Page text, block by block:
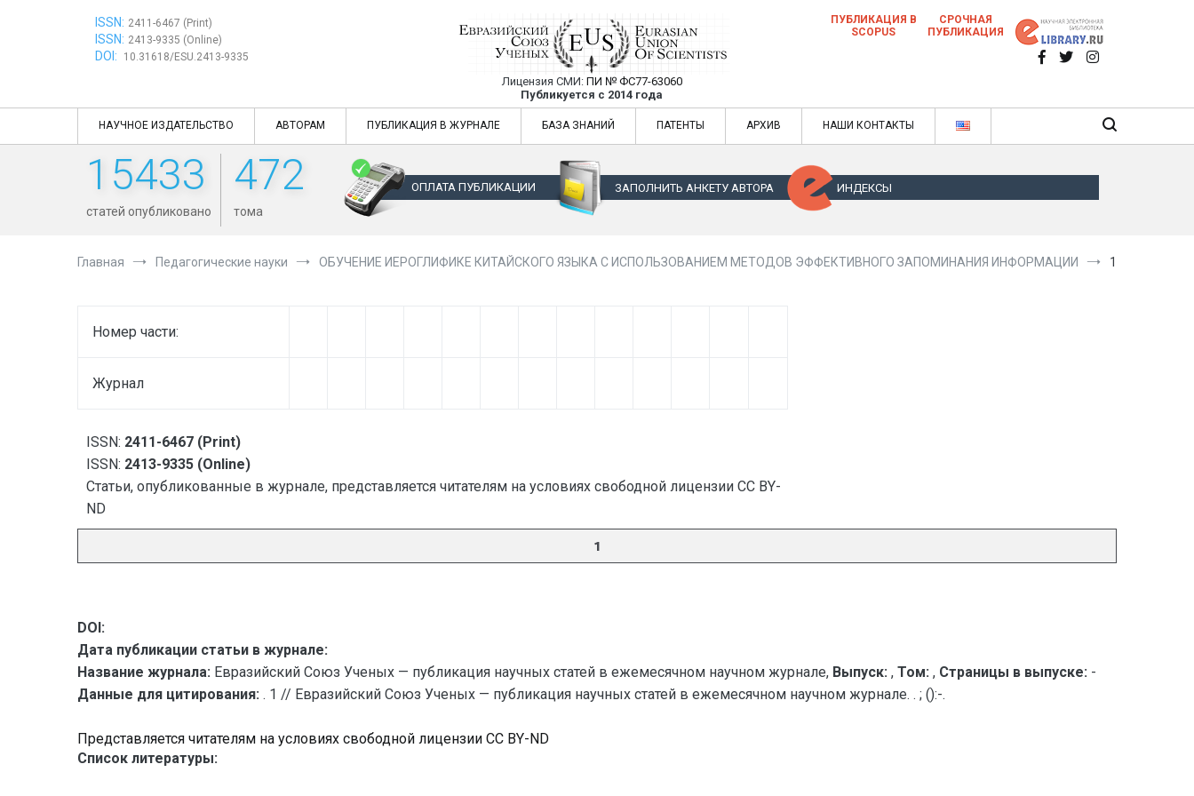
ISSN: 2411-6467 (Print)
ISSN: 2413-9335 (Online)
DOI: 10.31618/ESU.2413-9335
Евразийский Союз Ученых — публикация научных статей в ежемесячном научном
журнале
Лицензия СМИ: ПИ № ФС77-63060
Публикуется с 2014 года
Евразийский Союз Ученых — публикация научных статей в ежемесячном научном журнале
ПУБЛИКАЦИЯ В
SCOPUS
СРОЧНАЯ
ПУБЛИКАЦИЯ
НАУЧНОЕ ИЗДАТЕЛЬСТВО АВТОРАМ ПУБЛИКАЦИЯ В ЖУРНАЛЕ БАЗА ЗНАНИЙ ПАТЕНТЫ АРХИВ НАШИ КОНТАКТЫ
15433
статей опубликовано
472
тома
ОПЛАТА ПУБЛИКАЦИИ ЗАПОЛНИТЬ АНКЕТУ АВТОРА ИНДЕКСЫ
Главная Педагогические науки ОБУЧЕНИЕ ИЕРОГЛИФИКЕ КИТАЙСКОГО ЯЗЫКА С ИСПОЛЬЗОВАНИЕМ МЕТОДОВ ЭФФЕКТИВНОГО ЗАПОМИНАНИЯ ИНФОРМАЦИИ 1
Номер части:
Журнал
ISSN: 2411-6467 (Print)
ISSN: 2413-9335 (Online)
Статьи, опубликованные в журнале, представляется читателям на условиях свободной лицензии CC BY-
ND
1
DOI:
Дата публикации статьи в журнале:
Название журнала: Евразийский Союз Ученых — публикация научных статей в ежемесячном научном журнале, Выпуск: , Том: , Страницы в выпуске: -
Данные для цитирования: . 1 // Евразийский Союз Ученых — публикация научных статей в ежемесячном научном журнале. . ; ():-.
Представляется читателям на условиях свободной лицензии CC BY-ND
Список литературы: